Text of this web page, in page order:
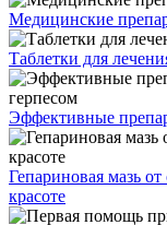
Медицинские
Таблетки для
Эффективные
Гепариновая мазь
красоте